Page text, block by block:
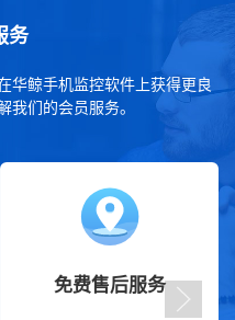
务
华鲸手机监控软件上获得更良
我们的会员服务。
免费售后服务